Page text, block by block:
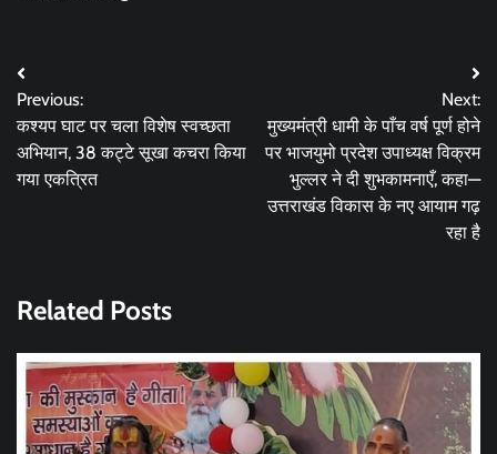
Post
navigation
Previous:
कश्यप घाट पर चला विशेष स्वच्छता
अभियान, 38 कट्टे सूखा कचरा किया
गया एकत्रित
Next:
मुख्यमंत्री धामी के पाँच वर्ष पूर्ण होने
पर भाजयुमो प्रदेश उपाध्यक्ष विक्रम
भुल्लर ने दी शुभकामनाएँ, कहा—
उत्तराखंड विकास के नए आयाम गढ़
रहा है
Related Posts